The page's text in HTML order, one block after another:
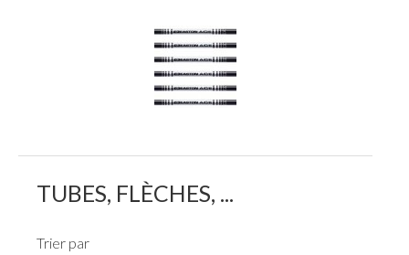
TUBES, FLÈCHES, ...
Trier par